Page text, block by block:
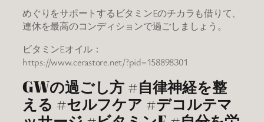
めぐりをサポートするビタミンEのチカラも借りて、
連休を最高のコンディションで過ごしましょう。
ビタミンEオイル：
https://www.cerastore.net/?pid=158898301
GWの過ごし方 #自律神経を整
える #セルフケア #デコルテマ